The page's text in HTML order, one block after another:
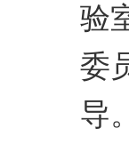
验
委
导